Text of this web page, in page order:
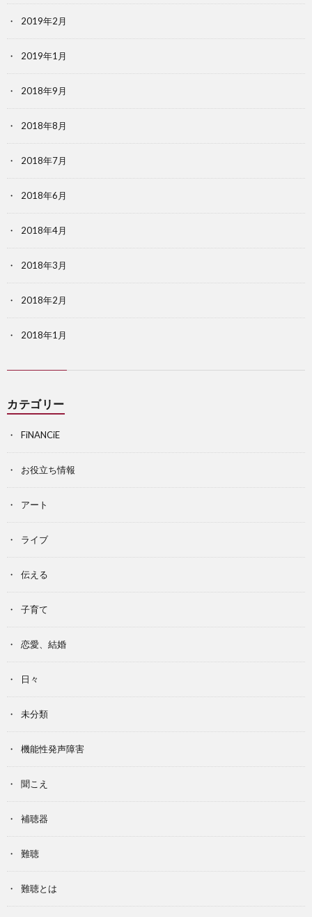
2019年2月
2019年1月
2018年9月
2018年8月
2018年7月
2018年6月
2018年4月
2018年3月
2018年2月
2018年1月
カテゴリー
FiNANCiE
お役立ち情報
アート
ライブ
伝える
子育て
恋愛、結婚
日々
未分類
機能性発声障害
聞こえ
補聴器
難聴
難聴とは